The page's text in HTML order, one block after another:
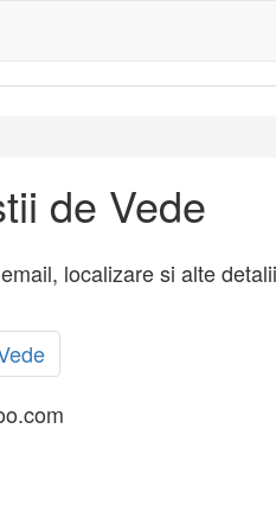
de Vede
localizare si alte